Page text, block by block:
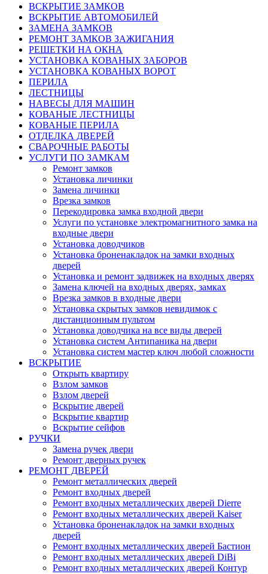
ВСКРЫТИЕ ЗАМКОВ
ВСКРЫТИЕ АВТОМОБИЛЕЙ
ЗАМЕНА ЗАМКОВ
РЕМОНТ ЗАМКОВ ЗАЖИГАНИЯ
РЕШЕТКИ НА ОКНА
УСТАНОВКА КОВАНЫХ ЗАБОРОВ
УСТАНОВКА КОВАНЫХ ВОРОТ
ПЕРИЛА
ЛЕСТНИЦЫ
НАВЕСЫ ДЛЯ МАШИН
КОВАНЫЕ ЛЕСТНИЦЫ
КОВАНЫЕ ПЕРИЛА
ОТДЕЛКА ДВЕРЕЙ
СВАРОЧНЫЕ РАБОТЫ
УСЛУГИ ПО ЗАМКАМ
Ремонт замков
Установка личинки
Замена личинки
Врезка замков
Перекодировка замка входной двери
Услуги по установке электромагнитного замка на
входные двери
Установка доводчиков
Установка броненакладок на замки входных
дверей
Установка и ремонт задвижек на входных дверях
Замена ключей на входных дверях, замках
Врезка замков в входные двери
Установка скрытых замков невидимок с
дистанционным пультом
Установка доводчика на все виды дверей
Установка систем Антипаника на двери
Установка систем мастер ключ любой сложности
ВСКРЫТИЕ
Открыть квартиру
Взлом замков
Взлом дверей
Вскрытие дверей
Вскрытие квартир
Вскрытие сейфов
РУЧКИ
Замена ручек двери
Ремонт дверных ручек
РЕМОНТ ДВЕРЕЙ
Ремонт металлических дверей
Ремонт входных дверей
Ремонт входных металлических дверей Dierre
Ремонт входных металлических дверей Kaiser
Установка броненакладок на замки входных
дверей
Ремонт входных металлических дверей Бастион
Ремонт входных металлических дверей DiBi
Ремонт входных металлических дверей Контур